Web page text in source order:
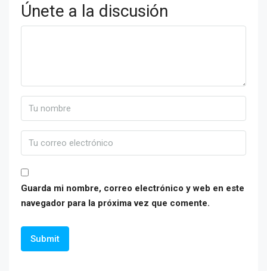
Únete a la discusión
Guarda mi nombre, correo electrónico y web en este
navegador para la próxima vez que comente.